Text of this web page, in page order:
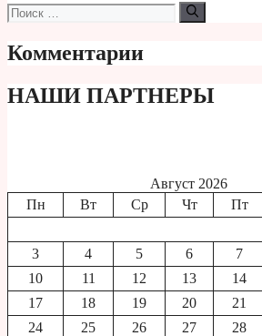
Поиск:
Комментарии
НАШИ ПАРТНЕРЫ
Август 2026
Пн
Вт Ср Чт Пт
3
4 5 6 7
10
11 12 13 14
17
18 19 20 21
24
25 26 27 28